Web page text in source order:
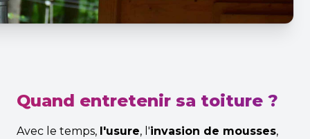
Quand entretenir sa toiture ?
Avec le temps, l'usure, l'invasion de mousses,